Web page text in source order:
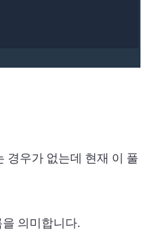
경우가 없는데 현재 이 풀
의미합니다.